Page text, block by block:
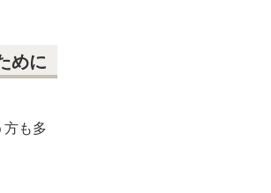
めに
も多